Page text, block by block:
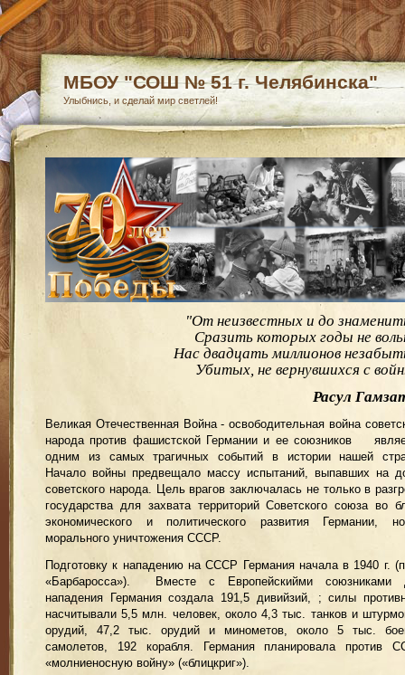
МБОУ "СОШ № 51 г. Челябинска"
Улыбнись, и сделай мир светлей!
"От неизвестных и до
Сразить которых годы не
Нас двадцать миллионов
Убитых, не вернувшихся с
Расул
Великая Отечественная Война - освободительная война
народа против фашистской Германии и ее союзников
одним из самых трагичных событий в истории нашей
Начало войны предвещало массу испытаний, выпавших на
советского народа. Цель врагов заключалась не только в
государства для захвата территорий Советского союза во
экономического и политического развития Германии,
морального уничтожения СССР.
Подготовку к нападению на СССР Германия начала в 1940 г.
«Барбаросса»). Вместе с Европейскийми союзниками
нападения Германия создала 191,5 дивийзий, ; силы
насчитывали 5,5 млн. человек, около 4,3 тыс. танков и
орудий, 47,2 тыс. орудий и минометов, около 5 тыс.
самолетов, 192 корабля. Германия планировала против
«молниеносную войну» («блицкриг»).